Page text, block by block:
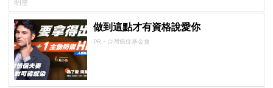
明星
做到這點才有資格說愛你
PR・台灣癌症基金會